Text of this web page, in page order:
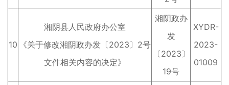
10
湘阴县人民政府办公室
《关于修改湘阴政办发〔2023〕2号
文件相关内容的决定》
湘阴政办
发
〔2023〕
19号
XYDR-
2023-
01009